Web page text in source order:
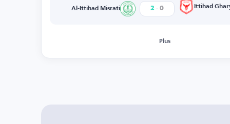
Al-Ittihad Misrati 2 - 0 Ittihad
Plus